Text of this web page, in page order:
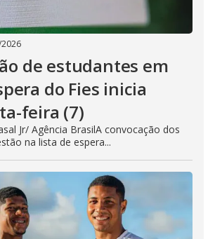
de estudantes em
do Fies inicia
feira (7)
Jr/ Agência BrasilA convocação dos
na lista de espera...